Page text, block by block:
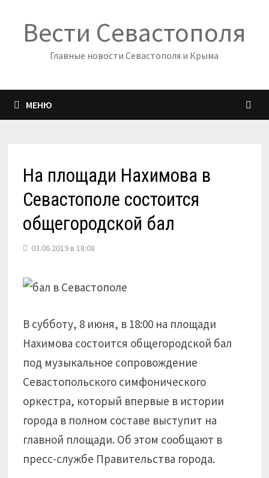
содержимому
Вести Севастополя
Главные новости Севастополя и Крыма
МЕНЮ
На площади Нахимова в
Севастополе состоится
общегородской бал
03.06.2019 в 18:08
В субботу, 8 июня, в 18:00 на площади
Нахимова состоится общегородской бал
под музыкальное сопровождение
Севастопольского симфонического
оркестра, который впервые в истории
города в полном составе выступит на
главной площади. Об этом сообщают в
пресс-службе Правительства города.